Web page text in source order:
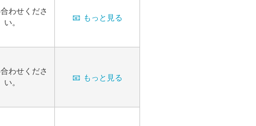
わせくださ
い。
📧 もっと見る
わせくださ
い。
📧 もっと見る